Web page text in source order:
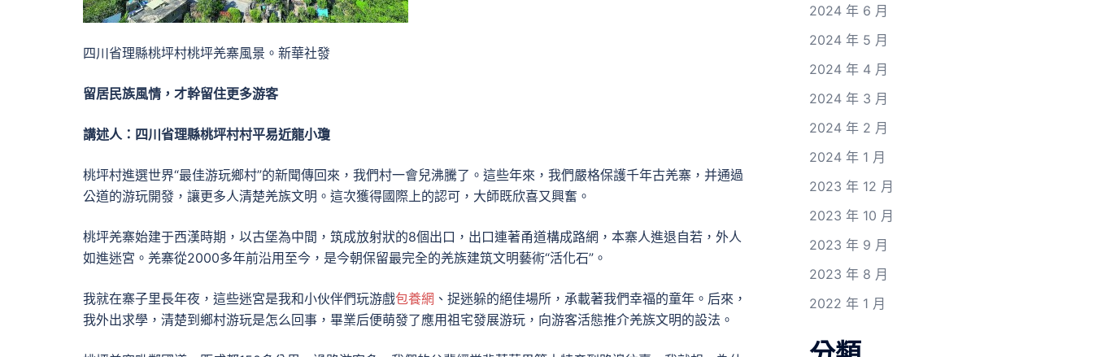
四川省理縣桃坪村桃坪羌寨風景。新華社發
留居民族風情，才幹留住更多游客
講述人：四川省理縣桃坪村村平易近龍小瓊
桃坪村進選世界“最佳游玩鄉村”的新聞傳回來，我們村一會兒沸騰了。這些年來，我們嚴格保護千年古羌寨，并通過
公道的游玩開發，讓更多人清楚羌族文明。這次獲得國際上的認可，大師既欣喜又興奮。
桃坪羌寨始建于西漢時期，以古堡為中間，筑成放射狀的8個出口，出口連著甬道構成路網，本寨人進退自若，外人
如進迷宮。羌寨從2000多年前沿用至今，是今朝保留最完全的羌族建筑文明藝術“活化石”。
我就在寨子里長年夜，這些迷宮是我和小伙伴們玩游戲包養網 、捉迷躲的絕佳場所，承載著我們幸福的童年。后來，
我外出求學，清楚到鄉村游玩是怎么回事，畢業后便萌發了應用祖宅發展游玩，向游客活態推介羌族文明的設法。
2024 年 6 月
2024 年 5 月
2024 年 4 月
2024 年 3 月
2024 年 2 月
2024 年 1 月
2023 年 12 月
2023 年 10 月
2023 年 9 月
2023 年 8 月
2022 年 1 月